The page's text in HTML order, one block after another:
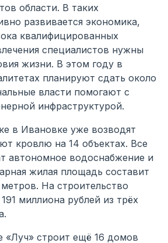
области. В таких
развивается экономика,
квалифицированных
специалистов нужны
жизни. В этом году в
планируют сдать около
власти помогают с
инфраструктурой.
в Ивановке уже возводят
кровлю на 14 объектах. Все
автономное водоснабжение и
жилая площадь составит
На строительство
миллиона рублей из трёх
«Луч» строит ещё 16 домов